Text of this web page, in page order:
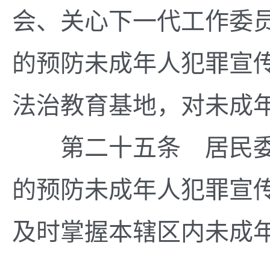
会、关心下一代工作委
的预防未成年人犯罪宣
法治教育基地，对未成
第二十五条 居民委
的预防未成年人犯罪宣
及时掌握本辖区内未成